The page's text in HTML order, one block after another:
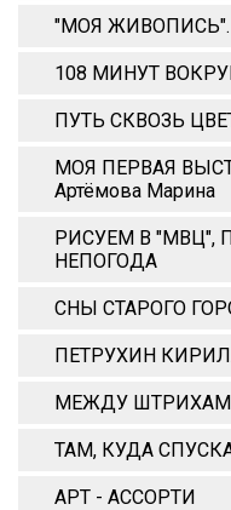
"МОЯ ЖИВОПИСЬ".
108 МИНУТ
ПУТЬ СКВОЗЬ
МОЯ ПЕРВАЯ
Артёмова Марина
РИСУЕМ В "МВЦ",
НЕПОГОДА
СНЫ СТАРОГО
ПЕТРУХИН
МЕЖДУ
ТАМ, КУДА
АРТ - АССОРТИ